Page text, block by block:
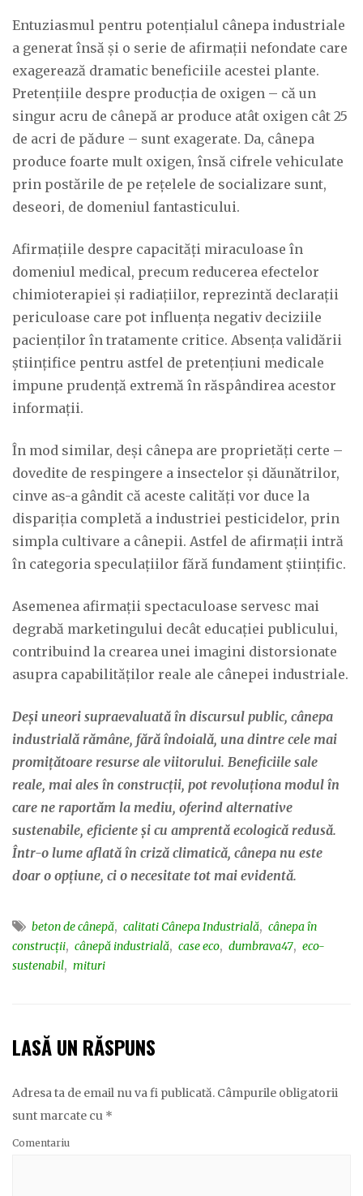
Entuziasmul pentru potențialul cânepa industriale
a generat însă și o serie de afirmații nefondate care
exagerează dramatic beneficiile acestei plante.
Pretențiile despre producția de oxigen – că un
singur acru de cânepă ar produce atât oxigen cât 25
de acri de pădure – sunt exagerate. Da, cânepa
produce foarte mult oxigen, însă cifrele vehiculate
prin postările de pe rețelele de socializare sunt,
deseori, de domeniul fantasticului.
Afirmațiile despre capacități miraculoase în
domeniul medical, precum reducerea efectelor
chimioterapiei și radiațiilor, reprezintă declarații
periculoase care pot influența negativ deciziile
pacienților în tratamente critice. Absența validării
științifice pentru astfel de pretențiuni medicale
impune prudență extremă în răspândirea acestor
informații.
În mod similar, deși cânepa are proprietăți certe –
dovedite de respingere a insectelor și dăunătrilor,
cinve as-a gândit că aceste calități vor duce la
dispariția completă a industriei pesticidelor, prin
simpla cultivare a cânepii. Astfel de afirmații intră
în categoria speculațiilor fără fundament științific.
Asemenea afirmații spectaculoase servesc mai
degrabă marketingului decât educației publicului,
contribuind la crearea unei imagini distorsionate
asupra capabilităților reale ale cânepei industriale.
Deși uneori supraevaluată în discursul public, cânepa
industrială rămâne, fără îndoială, una dintre cele mai
promițătoare resurse ale viitorului. Beneficiile sale
reale, mai ales în construcții, pot revoluționa modul în
care ne raportăm la mediu, oferind alternative
sustenabile, eficiente și cu amprentă ecologică redusă.
Într-o lume aflată în criză climatică, cânepa nu este
doar o opțiune, ci o necesitate tot mai evidentă.
beton de cânepă, calitati Cânepa Industrială, cânepa în
construcții, cânepă industrială, case eco, dumbrava47, eco-
sustenabil, mituri
LASĂ UN RĂSPUNS
Adresa ta de email nu va fi publicată. Câmpurile obligatorii
sunt marcate cu *
Comentariu